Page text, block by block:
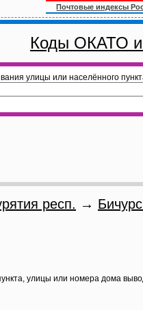
Почтовые индексы
Коды ОКАТО
улицы или населённого
респ. →
улицы или номера дома